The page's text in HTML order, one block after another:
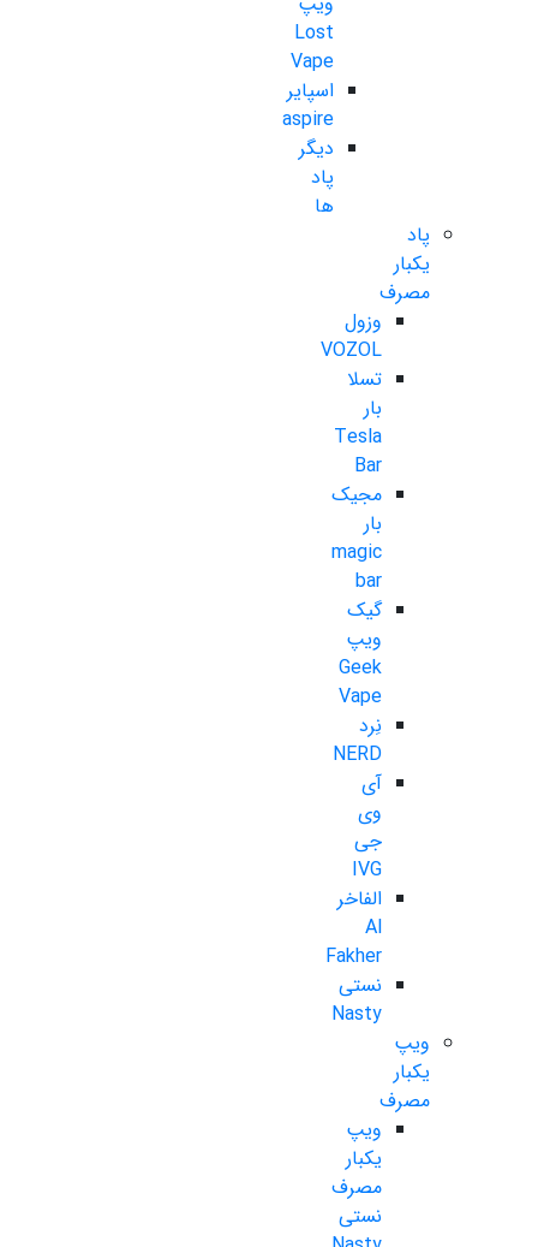
Lost
Vape
اسپایر
aspire
دیگر
پاد
ها
پاد
یکبار
مصرف
وزول
VOZOL
تسلا
بار
Tesla
Bar
مجیک
بار
magic
bar
گیک
ویپ
Geek
Vape
نِرد
NERD
آی
وی
جی
IVG
الفاخر
Al
Fakher
نستی
Nasty
ویپ
یکبار
مصرف
ویپ
یکبار
مصرف
نستی